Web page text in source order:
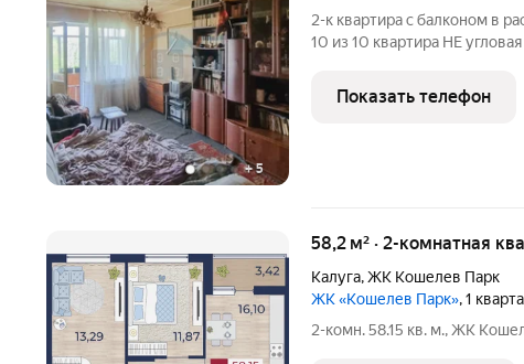
+5
2-к квартира с балконом в
10 из 10 квартира НЕ угловая НЕ крайний 4-й этаж Отличное
комфортной жизни,
школа и
Показать телефон
58,2 м² · 2-комнатная
Калуга,ЖК Кошелев Парк
ЖК «Кошелев Парк», 1
2-комн. 58.15 кв. м., ЖК